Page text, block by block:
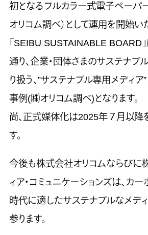
初となるフルカラー式電子ペーパ
オリコム調べ）として運用を開始い
「SEIBU SUSTAINABLE BOARD
通り、企業・団体さまのサステナブ
り扱う、”サステナブル専用メディ
事例(㈱オリコム調べ)となります。
尚、正式媒体化は2025年７月以降
す。
今後も株式会社オリコムならびに
ィア・コミュニケーションズは、カ
時代に適したサステナブルなメデ
参ります。